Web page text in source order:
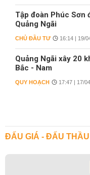
Tập đoàn Phúc Sơn
Quảng Ngãi
CHỦ ĐẦU TƯ 16:14 | 19/
Quảng Ngãi xây 20
Bắc - Nam
QUY HOẠCH 17:47 | 17/
ĐẤU GIÁ - ĐẤU THẦU